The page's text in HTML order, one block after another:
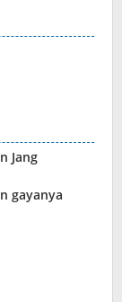
Jang
gayanya